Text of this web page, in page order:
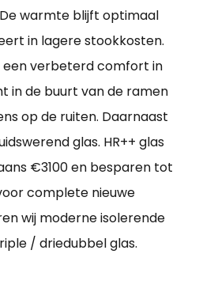
warmte blijft optimaal
in lagere stookkosten.
een verbeterd comfort in
in de buurt van de ramen
op de ruiten. Daarnaast
glas. HR++ glas
€3100 en besparen tot
complete nieuwe
wij moderne isolerende
/ driedubbel glas.